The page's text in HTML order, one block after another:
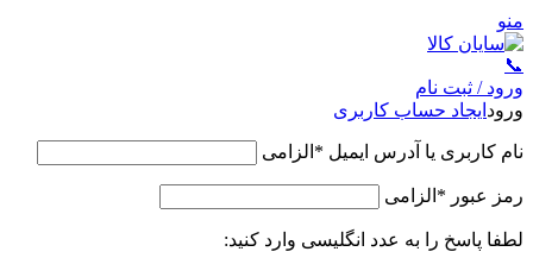
منو
📞
ورود / ثبت نام
ورود ایجاد حساب کاربری
نام کاربری یا آدرس ایمیل * الزامی
رمز عبور * الزامی
لطفا پاسخ را به عدد انگلیسی وارد کنید: